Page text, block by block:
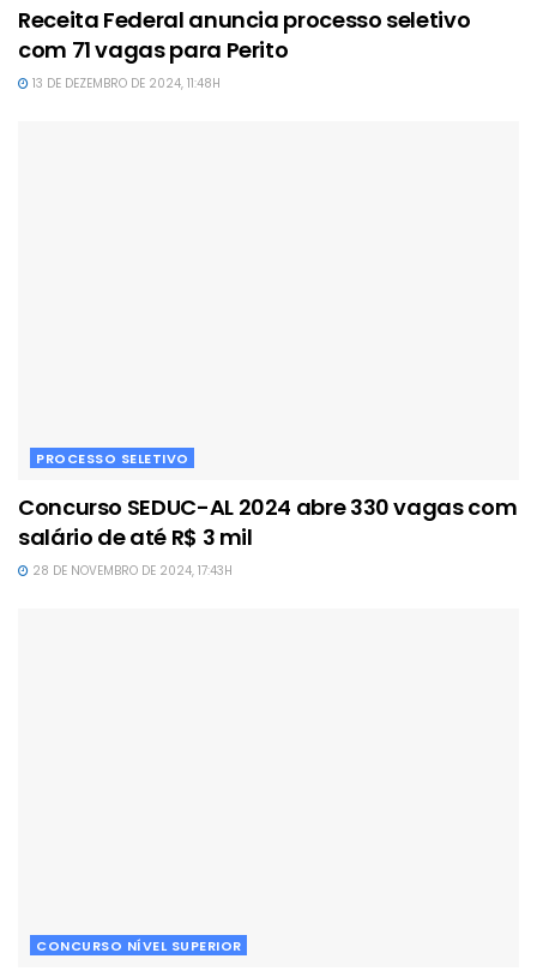
Receita Federal anuncia processo seletivo
com 71 vagas para Perito
13 DE DEZEMBRO DE 2024, 11:48H
PROCESSO SELETIVO
Concurso SEDUC-AL 2024 abre 330 vagas com
salário de até R$ 3 mil
28 DE NOVEMBRO DE 2024, 17:43H
CONCURSO NÍVEL SUPERIOR